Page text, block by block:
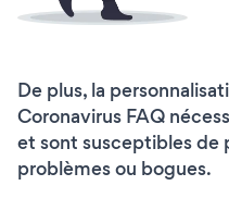
De plus, la
Coronavirus FAQ
et sont susceptibles de
problèmes ou bogues.